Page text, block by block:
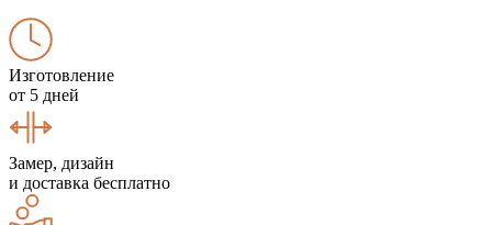
Изготовление
от 5 дней
Замер, дизайн
и доставка бесплатно